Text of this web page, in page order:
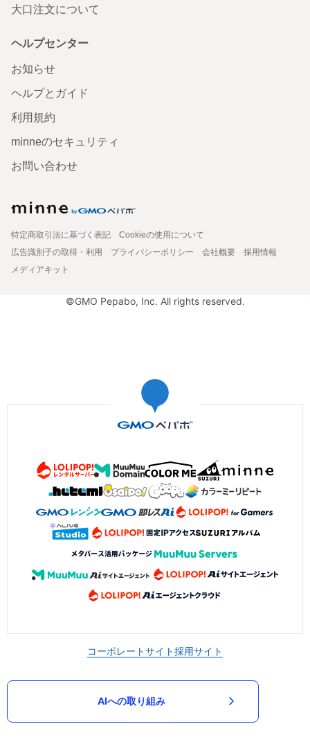
大口注文について
ヘルプセンター
お知らせ
ヘルプとガイド
利用規約
minneのセキュリティ
お問い合わせ
特定商取引法に基づく表記
Cookieの使用について
広告識別子の取得・利用
プライバシーポリシー 会社概要
採用情報
メディアキット
©GMO Pepabo, Inc. All rights reserved.
コーポレートサイト採用サイト
AIへの取り組み